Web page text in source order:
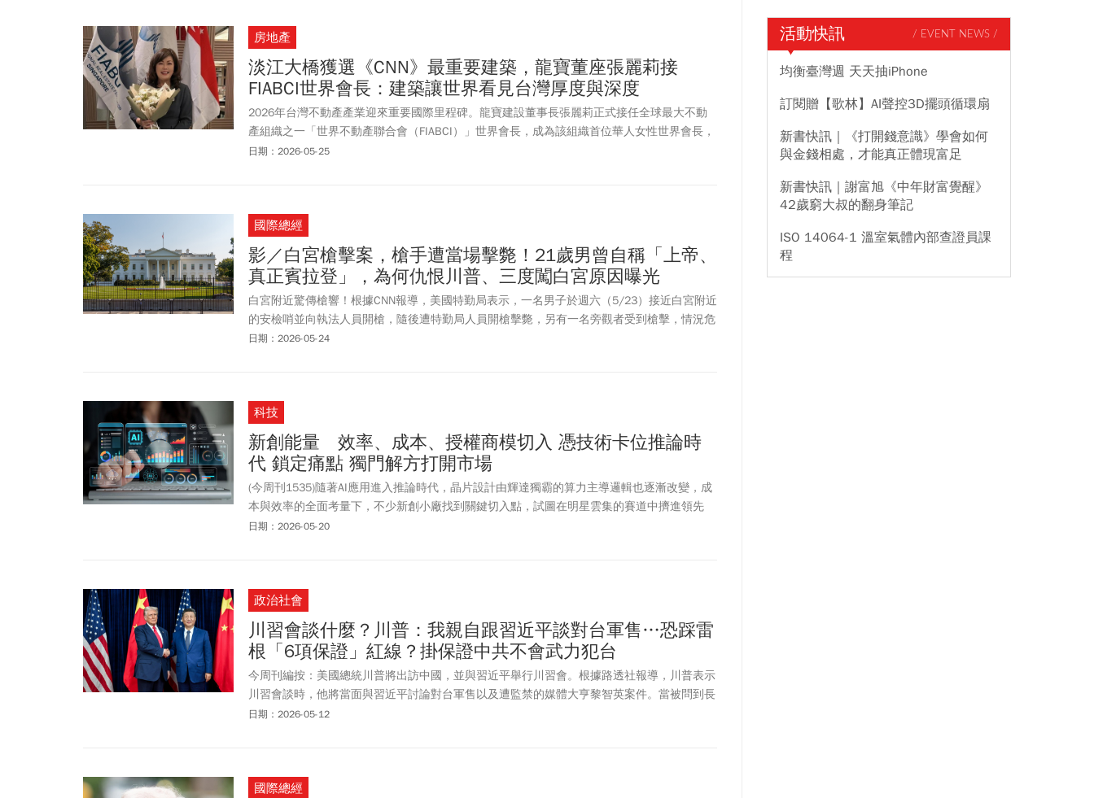
房地產
淡江大橋獲選《CNN》最重要建築，龍寶董座張麗莉接
FIABCI世界會長：建築讓世界看見台灣厚度與深度
2026年台灣不動產產業迎來重要國際里程碑。龍寶建設董事長張麗莉正式接任全球最大不動
產組織之一「世界不動產聯合會（FIABCI）」世界會長，成為該組織首位華人女性世界會長，
也象徵台灣不動產產業首度真正挺進國際決策核心，從國際參與者逐步邁向全球趨勢與價值的
日期：2026-05-25
國際總經
影／白宮槍擊案，槍手遭當場擊斃！21歲男曾自稱「上帝、
真正賓拉登」，為何仇恨川普、三度闖白宮原因曝光
白宮附近驚傳槍響！根據CNN報導，美國特勤局表示，一名男子於週六（5/23）接近白宮附近
的安檢哨並向執法人員開槍，隨後遭特勤局人員開槍擊斃，另有一名旁觀者受到槍擊，情況危
急。槍擊事件發生在美東時間下午6點剛過，白宮附近傳出疑似數十聲槍響，隨即觸發特勤局
日期：2026-05-24
科技
新創能量 效率、成本、授權商模切入 憑技術卡位推論時
代 鎖定痛點 獨門解方打開市場
(今周刊1535)隨著AI應用進入推論時代，晶片設計由輝達獨霸的算力主導邏輯也逐漸改變，成
本與效率的全面考量下，不少新創小廠找到關鍵切入點，試圖在明星雲集的賽道中擠進領先
群。
日期：2026-05-20
政治社會
川習會談什麼？川普：我親自跟習近平談對台軍售…恐踩雷
根「6項保證」紅線？掛保證中共不會武力犯台
今周刊編按：美國總統川普將出訪中國，並與習近平舉行川習會。根據路透社報導，川普表示
川習會談時，他將當面與習近平討論對台軍售以及遭監禁的媒體大亨黎智英案件。當被問到長
期支持台灣防衛時，川普回應：「習主席希望我們不要這麼做（對台軍售），而我會和他談這
的事，但沒有成功，進了監獄。很多人希望他獲釋，我也希望看到他被釋放。所以我會再次提
日期：2026-05-12
國際總經
活動快訊 / EVENT NEWS /
均衡臺灣週 天天抽iPhone
訂閱贈【歌林】AI聲控3D擺頭循環扇
新書快訊｜《打開錢意識》學會如何
與金錢相處，才能真正體現富足
新書快訊｜謝富旭《中年財富覺醒》
42歲窮大叔的翻身筆記
ISO 14064-1 溫室氣體內部查證員課
程